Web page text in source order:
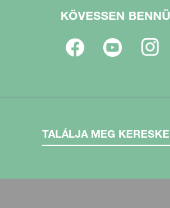
KÖVESSEN
TALÁLJA MEG